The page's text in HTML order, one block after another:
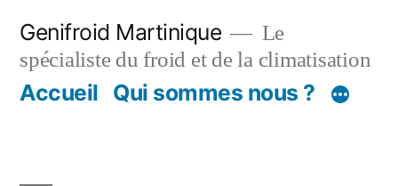
contenu
Genifroid Martinique
Le
spécialiste du froid et de la climatisation
Accueil Qui sommes nous ?